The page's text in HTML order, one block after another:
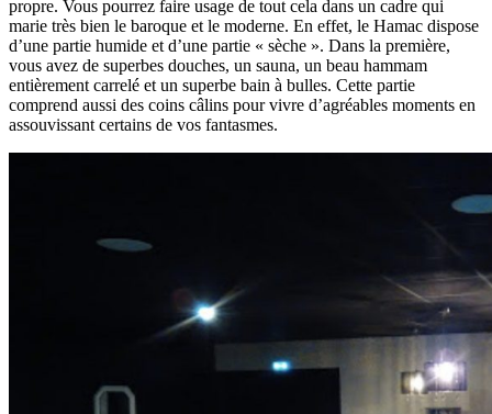
propre. Vous pourrez faire usage de tout cela dans un cadre qui
marie très bien le baroque et le moderne. En effet, le Hamac dispose
d’une partie humide et d’une partie « sèche ». Dans la première,
vous avez de superbes douches, un sauna, un beau hammam
entièrement carrelé et un superbe bain à bulles. Cette partie
comprend aussi des coins câlins pour vivre d’agréables moments en
assouvissant certains de vos fantasmes.